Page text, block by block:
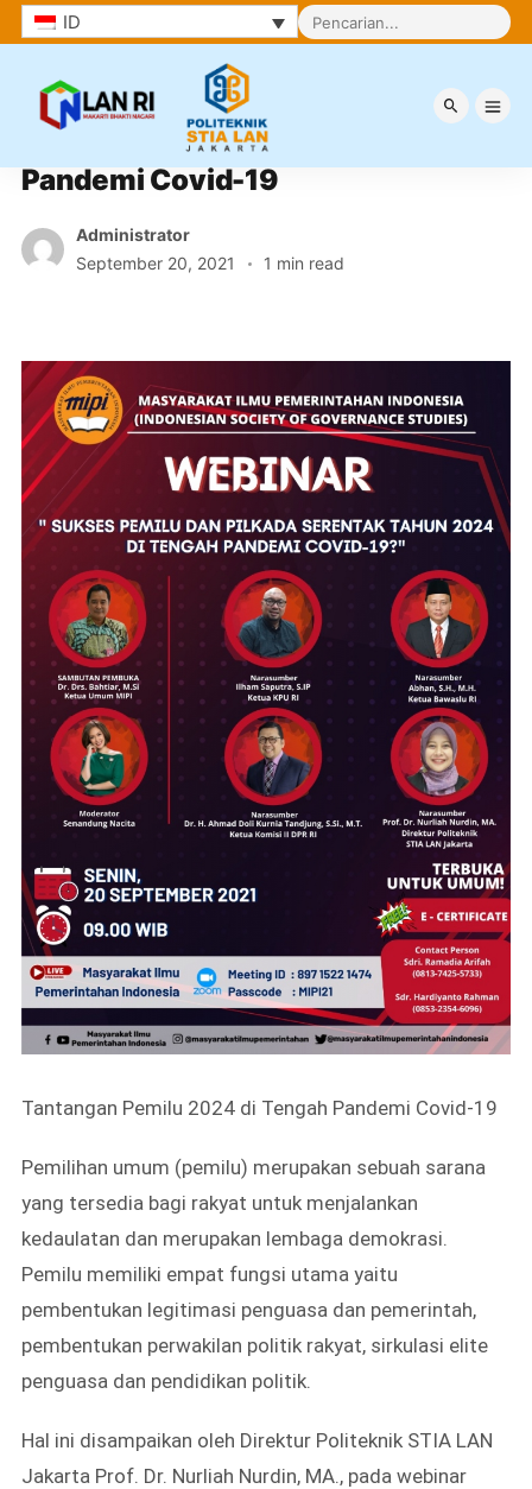
ID
Tantangan Pemilu 2024 di Tengah
Pandemi Covid-19
Administrator
September 20, 2021
1 min read
Tantangan Pemilu 2024 di Tengah Pandemi Covid-19
Pemilihan umum (pemilu) merupakan sebuah sarana
yang tersedia bagi rakyat untuk menjalankan
kedaulatan dan merupakan lembaga demokrasi.
Pemilu memiliki empat fungsi utama yaitu
pembentukan legitimasi penguasa dan pemerintah,
pembentukan perwakilan politik rakyat, sirkulasi elite
penguasa dan pendidikan politik.
Hal ini disampaikan oleh Direktur Politeknik STIA LAN
Jakarta Prof. Dr. Nurliah Nurdin, MA., pada webinar